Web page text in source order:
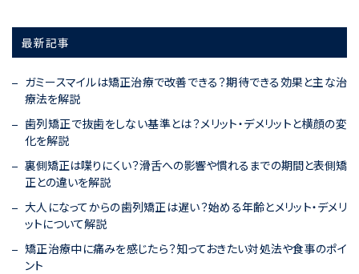
最新記事
ガミースマイルは矯正治療で改善できる？期待できる効果と主な治
療法を解説
歯列矯正で抜歯をしない基準とは？メリット・デメリットと横顔の変
化を解説
裏側矯正は喋りにくい？滑舌への影響や慣れるまでの期間と表側矯
正との違いを解説
大人になってからの歯列矯正は遅い？始める年齢とメリット・デメリ
ットについて解説
矯正治療中に痛みを感じたら？知っておきたい対処法や食事のポイ
ント